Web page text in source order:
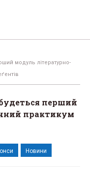
модуль літературно-
перший
практикум
Новини